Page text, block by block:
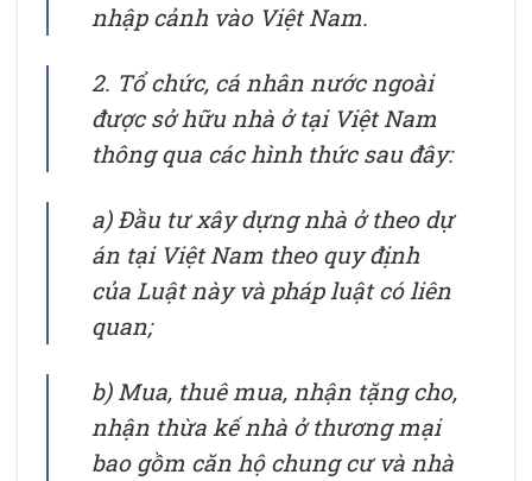
nhập cảnh vào Việt Nam.
2. Tổ chức, cá nhân nước ngoài
được sở hữu nhà ở tại Việt Nam
thông qua các hình thức sau đây:
a) Đầu tư xây dựng nhà ở theo dự
án tại Việt Nam theo quy định
của Luật này và pháp luật có liên
quan;
b) Mua, thuê mua, nhận tặng cho,
nhận thừa kế nhà ở thương mại
bao gồm căn hộ chung cư và nhà